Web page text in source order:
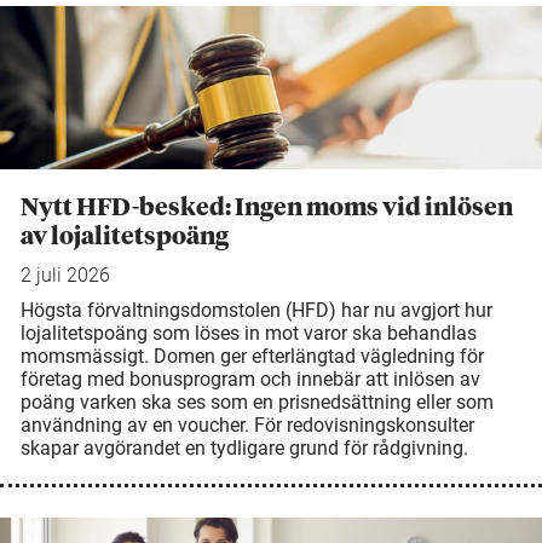
Nytt HFD-besked: Ingen moms vid inlösen
av lojalitetspoäng
2 juli 2026
Högsta förvaltningsdomstolen (HFD) har nu avgjort hur
lojalitetspoäng som löses in mot varor ska behandlas
momsmässigt. Domen ger efterlängtad vägledning för
företag med bonusprogram och innebär att inlösen av
poäng varken ska ses som en prisnedsättning eller som
användning av en voucher. För redovisningskonsulter
skapar avgörandet en tydligare grund för rådgivning.